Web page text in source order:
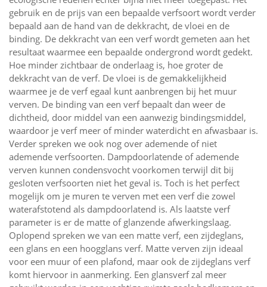
gebruik en de prijs van een bepaalde verfsoort wordt verder
bepaald aan de hand van de dekkracht, de vloei en de
binding. De dekkracht van een verf wordt gemeten aan het
resultaat waarmee een bepaalde ondergrond wordt gedekt.
Hoe minder zichtbaar de onderlaag is, hoe groter de
dekkracht van de verf. De vloei is de gemakkelijkheid
waarmee je de verf egaal kunt aanbrengen bij het muur
verven. De binding van een verf bepaalt dan weer de
dichtheid, door middel van een aanwezig bindingsmiddel,
waardoor je verf meer of minder waterdicht en afwasbaar is.
Verder spreken we ook nog over ademende of niet
ademende verfsoorten. Dampdoorlatende of ademende
verven kunnen condensvocht voorkomen terwijl dit bij
gesloten verfsoorten niet het geval is. Toch is het perfect
mogelijk om je muren te verven met een verf die zowel
waterafstotend als dampdoorlatend is. Als laatste verf
parameter is er de matte of glanzende afwerkingslaag.
Oplopend spreken we van een matte verf, een zijdeglans,
een glans en een hoogglans verf. Matte verven zijn ideaal
voor een muur of een plafond, maar ook de zijdeglans verf
komt hiervoor in aanmerking. Een glansverf zal meer